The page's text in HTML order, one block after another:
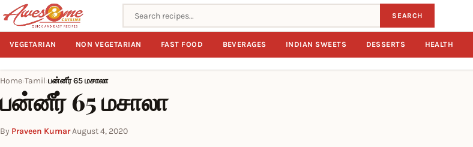
Search recipes SEARCH
VEGETARIAN NON VEGETARIAN FAST FOOD BEVERAGES INDIAN SWEETS DESSERTS HEALTH
Home Tamil பன்னீர் 65 மசாலா
பன்னீர் 65 மசாலா
By Praveen Kumar·August 4, 2020